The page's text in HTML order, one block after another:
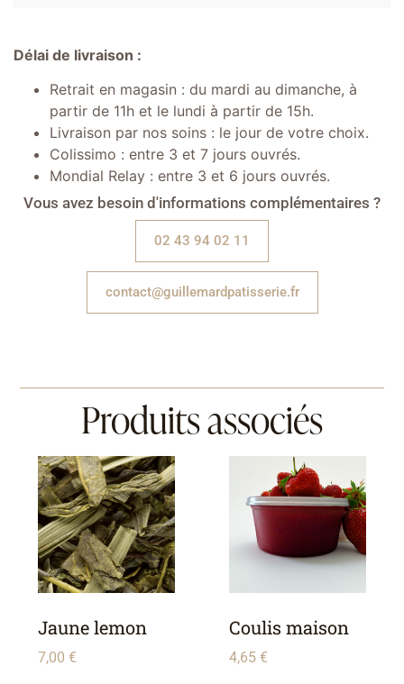
Délai de livraison :
Retrait en magasin : du mardi au dimanche, à
partir de 11h et le lundi à partir de 15h.
Livraison par nos soins : le jour de votre choix.
Colissimo : entre 3 et 7 jours ouvrés.
Mondial Relay : entre 3 et 6 jours ouvrés.
Vous avez besoin d'informations complémentaires ?
02 43 94 02 11
contact@guillemardpatisserie.fr
Produits associés
Jaune lemon
7,00€
Coulis maison
4,65 €